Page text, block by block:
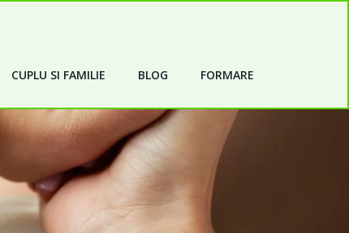
CUPLU SI FAMILIE BLOG FORMARE